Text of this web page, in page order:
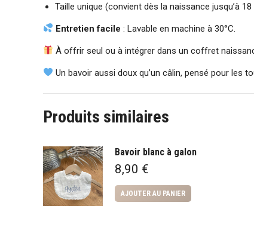
Taille unique (convient dès la naissance jusqu’à
Entretien facile : Lavable en machine à 30°C.
À offrir seul ou à intégrer dans un coffret
Un bavoir aussi doux qu’un câlin, pensé pour les
Produits similaires
Bavoir blanc à galon
8,90 €
AJOUTER AU PANIER